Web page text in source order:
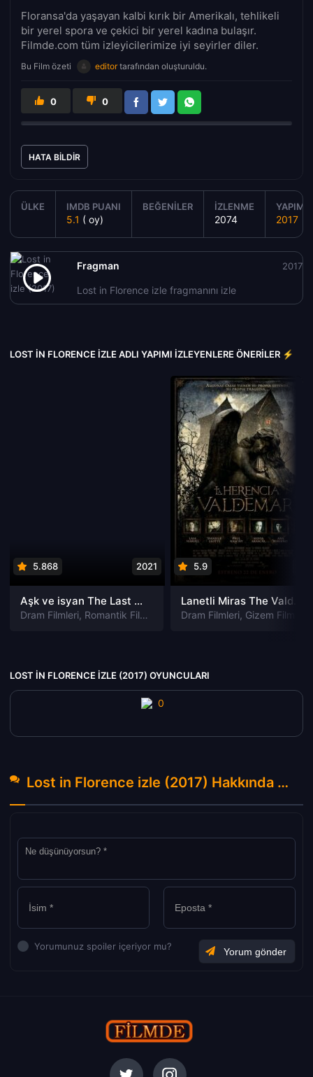
Floransa'da yaşayan kalbi kırık bir Amerikalı, tehlikeli
bir yerel spora ve çekici bir yerel kadına bulaşır.
Filmde.com tüm izleyicilerimize iyi seyirler diler.
Bu Film özeti editortarafından oluşturuldu.
0 0
HATA BILDIR
ÜLKE IMDB PUANI
5.1 ( oy)
BEĞENILER İZLENME
2074
YAPIM
2017
Fragman
Lost in Florence izle fragmanını izle
2017
LOST IN FLORENCE IZLE ADLI YAPIMI İZLEYENLERE ÖNERILER ⚡
5.868 2021
Aşk ve isyan The Last Parasido izle
Dram Filmleri, Romantik Filmleri
5.9
Dram Filmleri, Gizem Filmleri
LOST IN FLORENCE IZLE (2017) OYUNCULARI
Lost in Florence izle (2017) Hakkında Yorumlar
Yorumunuz spoiler içeriyor mu?